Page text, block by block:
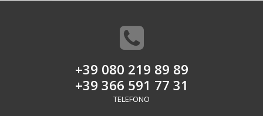
+39 080 219 89 89
+39 366 591 77 31
TELEFONO